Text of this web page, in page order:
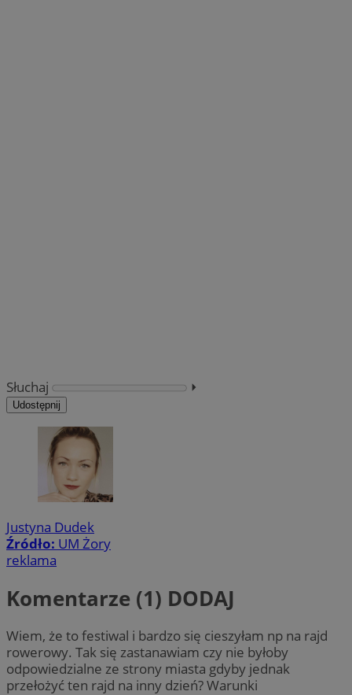
Słuchaj ⏵︎
Udostępnij
Justyna Dudek
Źródło: UM Żory
reklama
Komentarze (1) DODAJ
Wiem, że to festiwal i bardzo się cieszyłam np na rajd
rowerowy. Tak się zastanawiam czy nie byłoby
odpowiedzialne ze strony miasta gdyby jednak
przełożyć ten rajd na inny dzień? Warunki